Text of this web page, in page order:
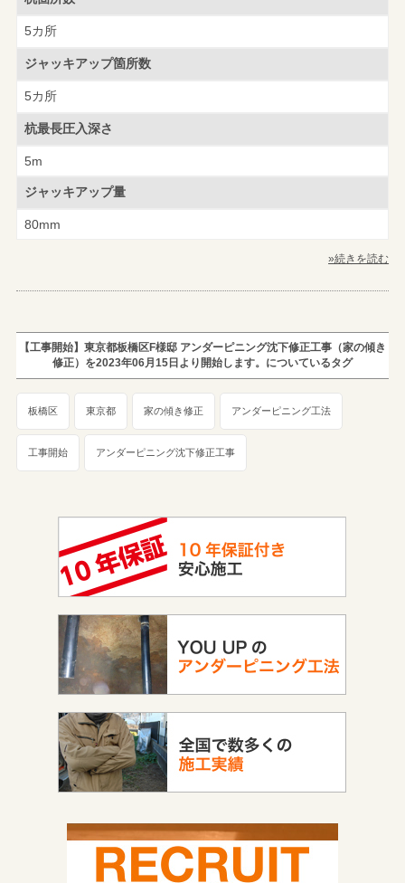
5カ所
ジャッキアップ箇所数
5カ所
杭最長圧入深さ
5m
ジャッキアップ量
80mm
»続きを読む
【工事開始】東京都板橋区F様邸 アンダーピニング沈下修正工事（家の傾き
修正）を2023年06月15日より開始します。についているタグ
板橋区 東京都 家の傾き修正 アンダーピニング工法
工事開始 アンダーピニング沈下修正工事